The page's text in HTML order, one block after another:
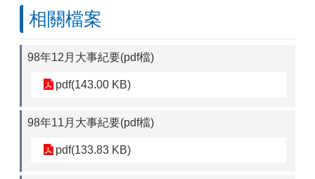
相關檔案
98年12月大事紀要(pdf檔)
pdf(143.00 KB)
98年11月大事紀要(pdf檔)
pdf(133.83 KB)